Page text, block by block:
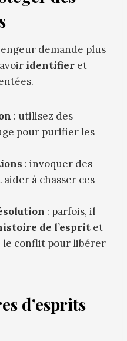
demande plus
identifier et
: utilisez des
pour purifier les
: invoquer des
à chasser ces
: parfois, il
de l’esprit et
le conflit pour libérer
d’esprits